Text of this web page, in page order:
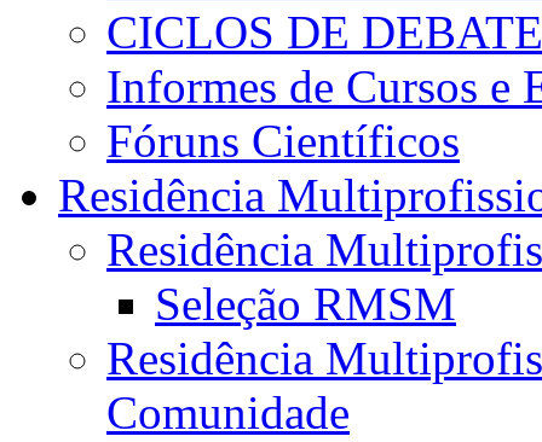
CICLOS DE
Informes de Cursos e
Fóruns Científicos
Residência
Residência
Seleção RMSM
Residência
Comunidade